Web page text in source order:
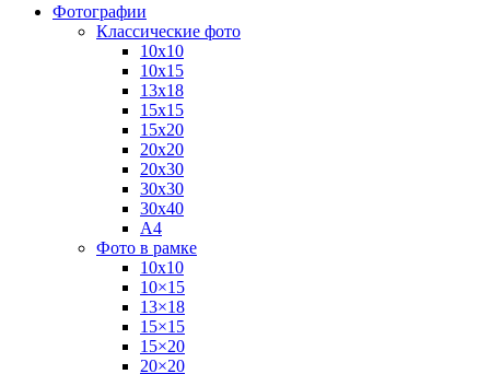
Фотографии
Классические фото
10х10
10х15
13х18
15х15
15х20
20х20
20х30
30х30
30х40
А4
Фото в рамке
10х10
10×15
13×18
15×15
15×20
20×20